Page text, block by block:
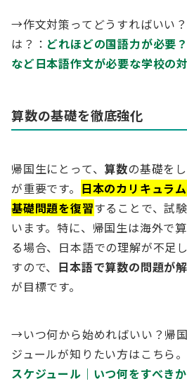
→作文対策ってどうすればいい
は？： どれほどの国語力が必要
など日本語作文が必要な学校の
算数の基礎を徹底強化
帰国生にとって、 算数の基礎を
が重要です。 日本のカリキュラ
基礎問題を復習することで、試
います。特に、帰国生は海外で
る場合、日本語での理解が不足
すので、 日本語で算数の問題が
が目標です。
→いつ何から始めればいい？帰
ジュールが知りたい方はこちら。
スケジュール｜いつ何をすべきか